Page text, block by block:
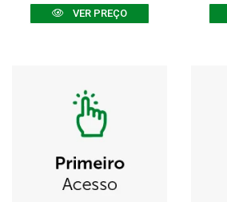
VER PREÇO